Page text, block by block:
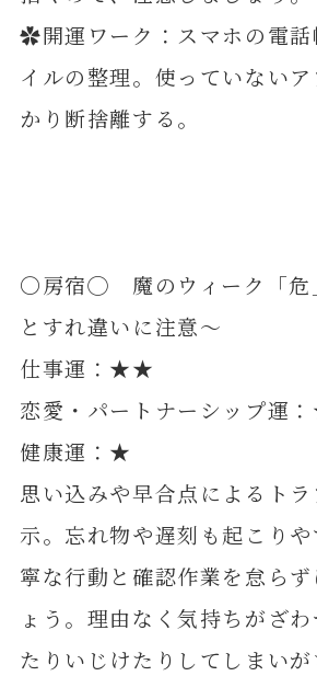
✿開運ワーク：スマホの電話
イルの整理。使っていない
かり断捨離する。
〇房宿◯ 魔のウィーク「危
とすれ違いに注意～
仕事運：★★
恋愛・パートナーシップ運
健康運：★
思い込みや早合点によるト
示。忘れ物や遅刻も起こり
寧な行動と確認作業を怠ら
ょう。理由なく気持ちがざ
たりいじけたりしてしまい